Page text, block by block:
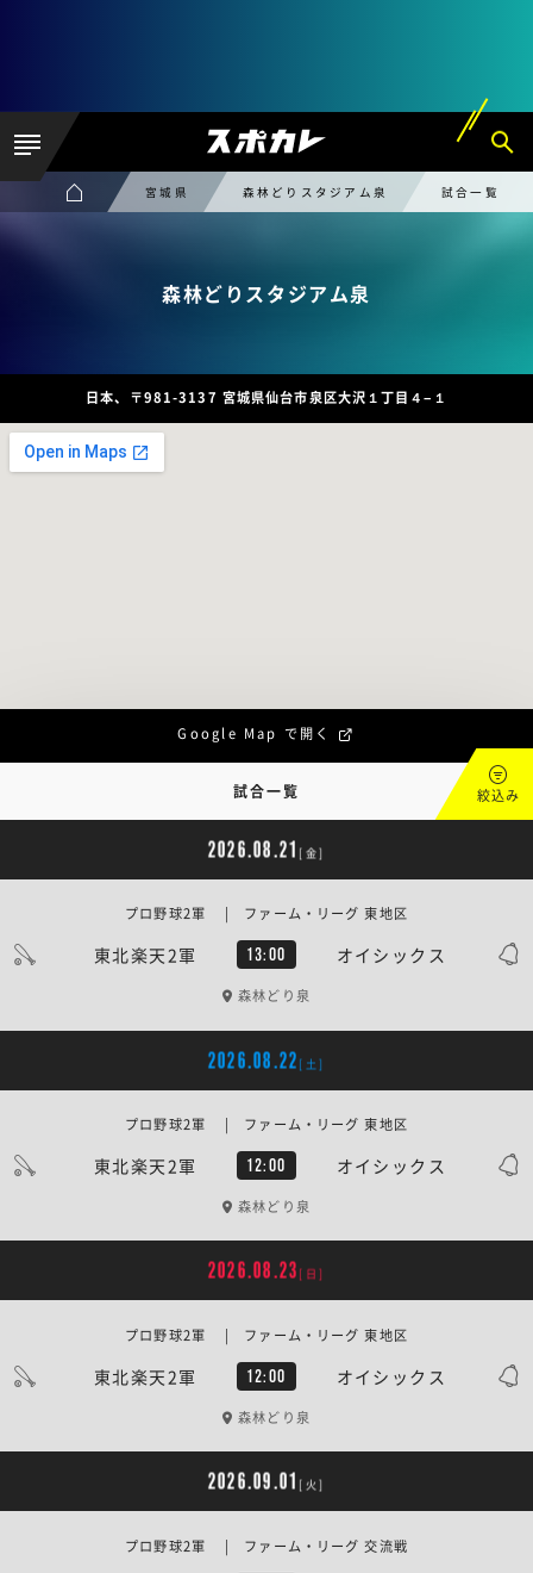
宮城県 森林どりスタジアム泉 試合一覧
森林どりスタジアム泉
日本、〒981-3137 宮城県仙台市泉区大沢１丁目４−１
Google Map で開く
試合一覧 絞込み
2026.08.21 [金]
東北楽天2軍 13:00 オイシックス
プロ野球2軍 | ファーム・リーグ 東地区
森林どり泉
2026.08.22 [土]
東北楽天2軍 12:00 オイシックス
プロ野球2軍 | ファーム・リーグ 東地区
森林どり泉
2026.08.23 [日]
東北楽天2軍 12:00 オイシックス
プロ野球2軍 | ファーム・リーグ 東地区
森林どり泉
2026.09.01 [火]
プロ野球2軍 | ファーム・リーグ 交流戦